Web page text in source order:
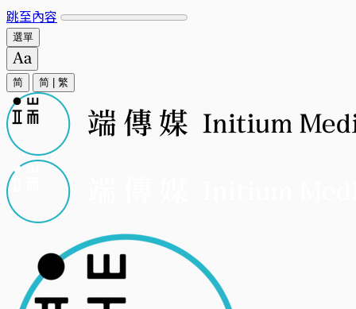
跳至內容
選單
简 简 繁